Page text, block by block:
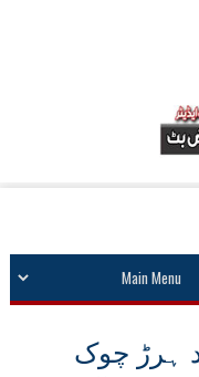
ہرڑ چوک